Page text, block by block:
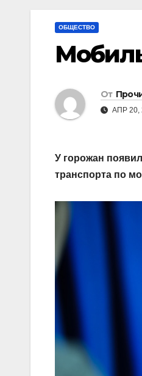
ОБЩЕСТВО
От
АПР 20,
У горожан
транспорта по